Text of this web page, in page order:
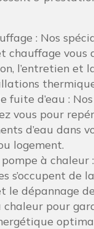
: Nos
chauffage vous
l’entretien et
fuite d’eau :
vous pour
d’eau dans
logement.
à chaleur
s’occupent de
le dépannage
chaleur pour